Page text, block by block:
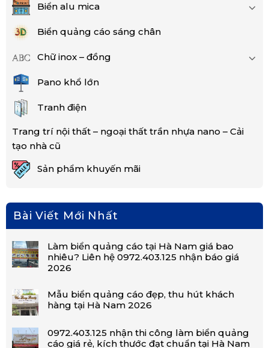
Biển alu mica
Biển quảng cáo sáng chân
Chữ inox – đồng
Pano khổ lớn
Tranh điện
Trang trí nội thất – ngoại thất trần nhựa nano – Cải
tạo nhà cũ
Sản phẩm khuyến mãi
Bài Viết Mới Nhất
Làm biển quảng cáo tại Hà Nam giá bao
nhiêu? Liên hệ 0972.403.125 nhận báo giá
2026
Mẫu biển quảng cáo đẹp, thu hút khách
hàng tại Hà Nam 2026
0972.403.125 nhận thi công làm biển quảng
cáo giá rẻ, kích thước đạt chuẩn tại Hà Nam